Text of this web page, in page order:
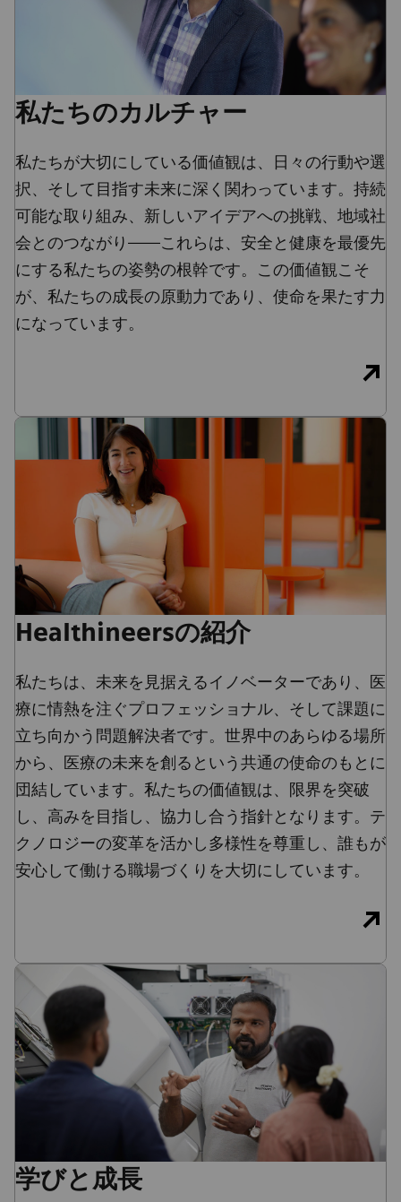
私たちのカルチャー
私たちが大切にしている価値観は、日々の行動や選
択、そして目指す未来に深く関わっています。持続
可能な取り組み、新しいアイデアへの挑戦、地域社
会とのつながり——これらは、安全と健康を最優先
にする私たちの姿勢の根幹です。この価値観こそ
が、私たちの成長の原動力であり、使命を果たす力
になっています。
Healthineersの紹介
私たちは、未来を見据えるイノベーターであり、医
療に情熱を注ぐプロフェッショナル、そして課題に
立ち向かう問題解決者です。世界中のあらゆる場所
から、医療の未来を創るという共通の使命のもとに
団結しています。私たちの価値観は、限界を突破
し、高みを目指し、協力し合う指針となります。テ
クノロジーの変革を活かし多様性を尊重し、誰もが
安心して働ける職場づくりを大切にしています。
学びと成長